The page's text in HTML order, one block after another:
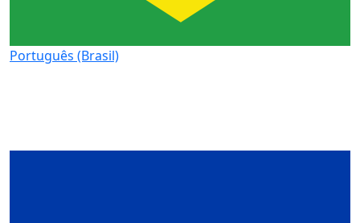
Português (Brasil)